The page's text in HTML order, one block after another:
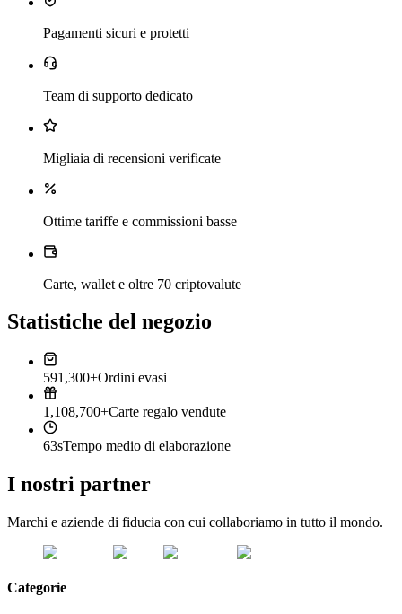
Pagamenti sicuri e protetti
Team di supporto dedicato
Migliaia di recensioni verificate
Ottime tariffe e commissioni basse
Carte, wallet e oltre 70 criptovalute
Statistiche del negozio
591,300+Ordini evasi
1,108,700+Carte regalo vendute
63sTempo medio di elaborazione
I nostri partner
Marchi e aziende di fiducia con cui collaboriamo in tutto il mondo.
Categorie